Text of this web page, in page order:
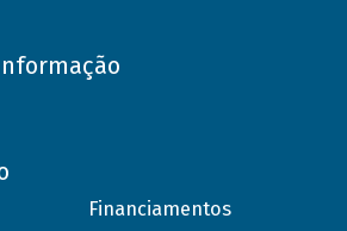
Financiamentos